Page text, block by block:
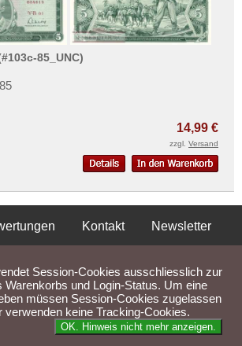
85_UNC)
14,99 €
zzgl. Versand
Kontakt
Newsletter
und Versandkosten
Session-Cookies ausschliesslich zur
Warenkorbs und Login-Status. Um eine
müssen Session-Cookies zugelassen
verwenden keine Tracking-Cookies.
OK. Hinweis nicht mehr anzeigen.